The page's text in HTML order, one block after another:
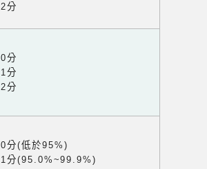
2分
0分
1分
2分
0分(低於95%)
1分(95.0%~99.9%)